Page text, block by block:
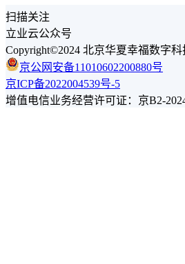
扫描关注
立业云公众号
Copyright©2024 北京华夏幸福数字科
京公网安备11010602200880号
京ICP备2022004539号-5
增值电信业务经营许可证：京B2-